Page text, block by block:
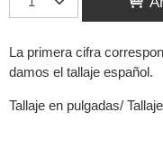
La primera cifra
damos el tallaje español.
Tallaje en pulgadas/